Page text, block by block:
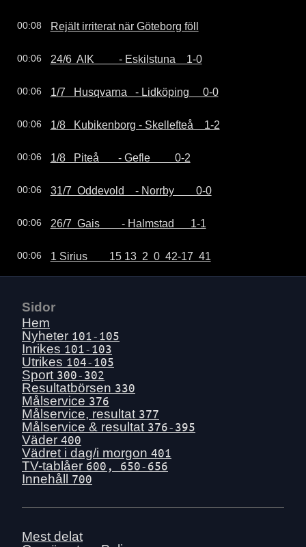
00:08 Rejält irriterat när Göteborg föll
00:06 24/6  AIK         - Eskilstuna    1-0
00:06 1/7   Husqvarna   - Lidköping     0-0
00:06 1/8   Kubikenborg - Skellefteå    1-2
00:06 1/8   Piteå       - Gefle         0-2
00:06 31/7  Oddevold    - Norrby        0-0
00:06 26/7  Gais        - Halmstad      1-1
00:06 1 Sirius        15 13  2  0  42-17  41
Sidor
Hem
Nyheter 101-105
Inrikes 101-103
Utrikes 104-105
Sport 300-302
Resultatbörsen 330
Målservice 376
Målservice, resultat 377
Målservice & resultat 376-395
Väder 400
Vädret i dag/i morgon 401
TV-tablåer 600, 650-656
Innehåll 700
Mest delat